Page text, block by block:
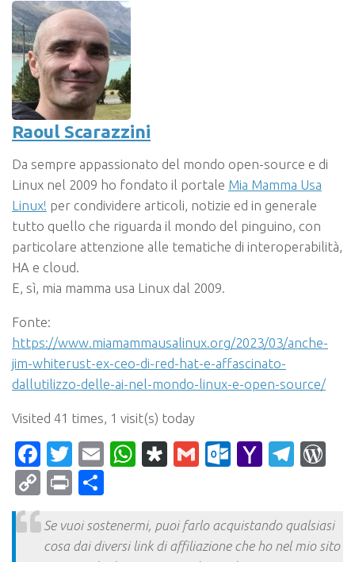
Raoul Scarazzini
Da sempre appassionato del mondo open-source e di
Linux nel 2009 ho fondato il portale Mia Mamma Usa
Linux! per condividere articoli, notizie ed in generale
tutto quello che riguarda il mondo del pinguino, con
particolare attenzione alle tematiche di interoperabilità,
HA e cloud.
E, sì, mia mamma usa Linux dal 2009.
Fonte:
https://www.miamammausalinux.org/2023/03/anche-
jim-whiterust-ex-ceo-di-red-hat-e-affascinato-
dallutilizzo-delle-ai-nel-mondo-linux-e-open-source/
Visited 41 times, 1 visit(s) today
Facebook
Twitter
EmailWhatsApp
Diaspora
Gmail Yahoo
CopyPrint
Se vuoi sostenermi, puoi farlo acquistando qualsiasi
cosa dai diversi link di affiliazione che ho nel mio sito